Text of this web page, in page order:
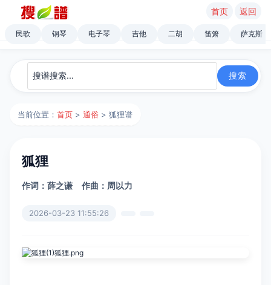
首页 返回
民歌 钢琴 电子琴 吉他 二胡 笛箫 萨克斯
当前位置：首页 >通俗 > 狐狸谱
狐狸
作词：薛之谦 作曲：周以力
2026-03-23 11:55:26